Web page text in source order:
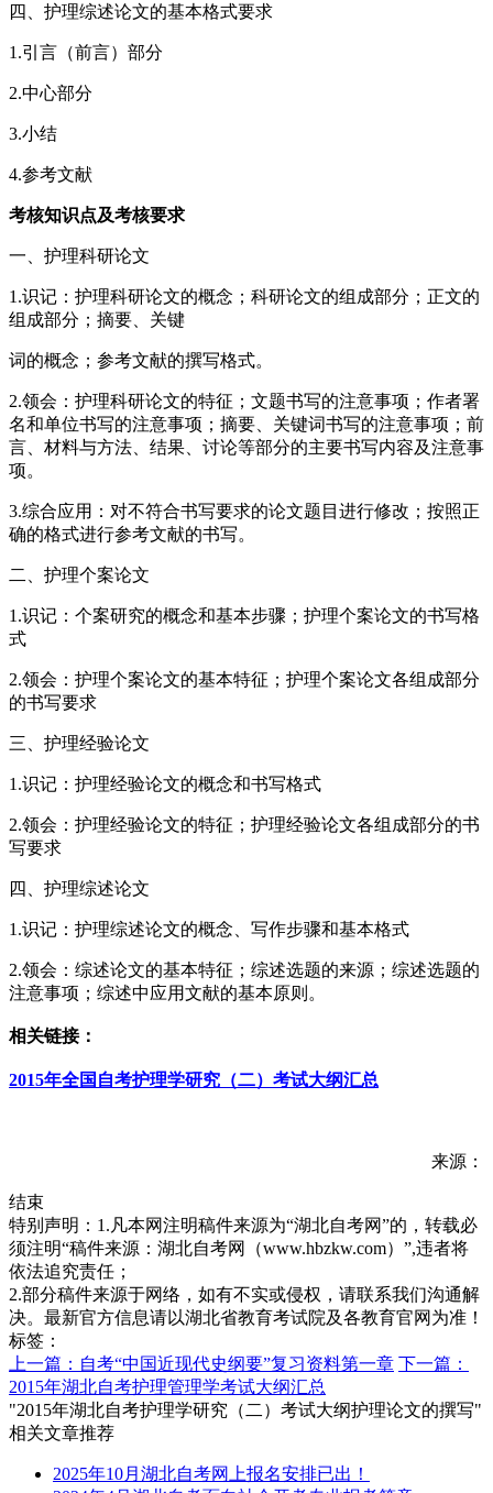
四、护理综述论文的基本格式要求
1.引言（前言）部分
2.中心部分
3.小结
4.参考文献
考核知识点及考核要求
一、护理科研论文
1.识记：护理科研论文的概念；科研论文的组成部分；正文的
组成部分；摘要、关键
词的概念；参考文献的撰写格式。
2.领会：护理科研论文的特征；文题书写的注意事项；作者署
名和单位书写的注意事项；摘要、关键词书写的注意事项；前
言、材料与方法、结果、讨论等部分的主要书写内容及注意事
项。
3.综合应用：对不符合书写要求的论文题目进行修改；按照正
确的格式进行参考文献的书写。
二、护理个案论文
1.识记：个案研究的概念和基本步骤；护理个案论文的书写格
式
2.领会：护理个案论文的基本特征；护理个案论文各组成部分
的书写要求
三、护理经验论文
1.识记：护理经验论文的概念和书写格式
2.领会：护理经验论文的特征；护理经验论文各组成部分的书
写要求
四、护理综述论文
1.识记：护理综述论文的概念、写作步骤和基本格式
2.领会：综述论文的基本特征；综述选题的来源；综述选题的
注意事项；综述中应用文献的基本原则。
相关链接：
2015年全国自考护理学研究（二）考试大纲汇总
来源：
结束
特别声明：1.凡本网注明稿件来源为“湖北自考网”的，转载必
须注明“稿件来源：湖北自考网（www.hbzkw.com）”,违者将
依法追究责任；
2.部分稿件来源于网络，如有不实或侵权，请联系我们沟通解
决。最新官方信息请以湖北省教育考试院及各教育官网为准！
标签：
上一篇：自考“中国近现代史纲要”复习资料第一章 下一篇：
2015年湖北自考护理管理学考试大纲汇总
"2015年湖北自考护理学研究（二）考试大纲护理论文的撰写"
相关文章推荐
2025年10月湖北自考网上报名安排已出！